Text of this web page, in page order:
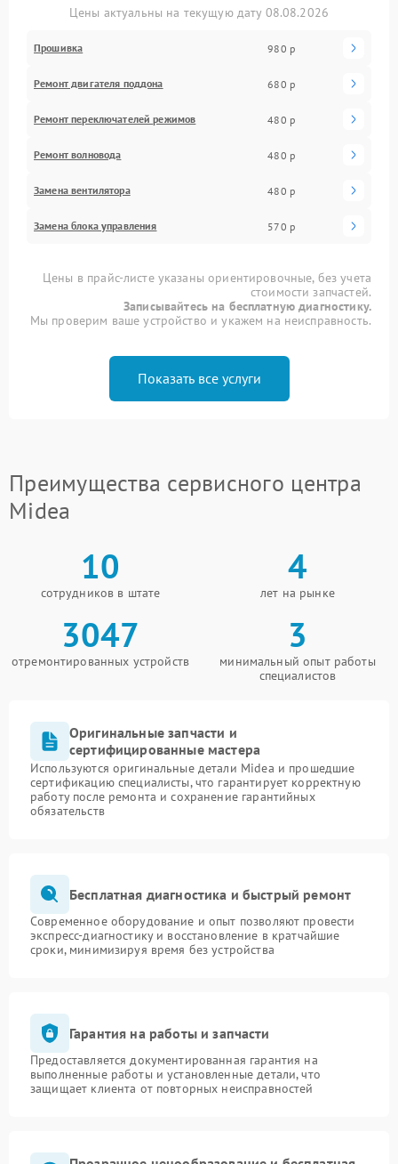
Цены актуальны на текущую дату 08.08.2026
Прошивка 980 р
Ремонт двигателя поддона 680 р
Ремонт переключателей режимов 480 р
Ремонт волновода 480 р
Замена вентилятора 480 р
Замена блока управления 570 р
Цены в прайс-листе указаны ориентировочные, без учета
стоимости запчастей.
Записывайтесь на бесплатную диагностику.
Мы проверим ваше устройство и укажем на неисправность.
Показать все услуги
Преимущества сервисного центра
Midea
10
сотрудников в штате
4
лет на рынке
3047
отремонтированных устройств
3
минимальный опыт работы
специалистов
Оригинальные запчасти и
сертифицированные мастера
Используются оригинальные детали Midea и прошедшие
сертификацию специалисты, что гарантирует корректную
работу после ремонта и сохранение гарантийных
обязательств
Бесплатная диагностика и быстрый ремонт
Современное оборудование и опыт позволяют провести
экспресс-диагностику и восстановление в кратчайшие
сроки, минимизируя время без устройства
Гарантия на работы и запчасти
Предоставляется документированная гарантия на
выполненные работы и установленные детали, что
защищает клиента от повторных неисправностей